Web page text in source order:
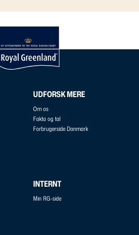
UDFORSK MERE
Om os
Fakta og tal
Forbrugerside Danmark
INTERNT
Min RG-side